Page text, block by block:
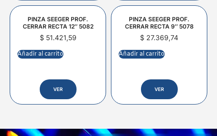
PINZA SEEGER PROF.
CERRAR RECTA 12″ 5082
$51.421,59
Añadir al carrito
VER
PINZA SEEGER PROF.
CERRAR RECTA 9″ 5078
$ 27.369,74
Añadir al carrito
VER